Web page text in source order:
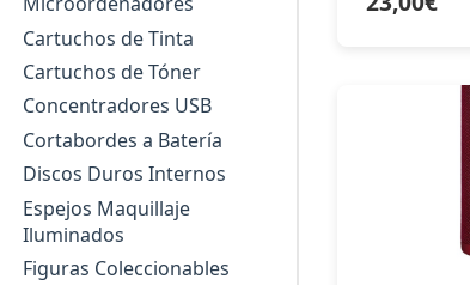
Cartuchos de Tinta
Cartuchos de Tóner
Concentradores USB
Cortabordes a Batería
Discos Duros Internos
Espejos Maquillaje
Iluminados
Figuras Coleccionables